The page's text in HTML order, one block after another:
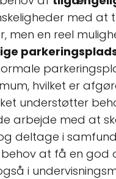
med
men en reel
hvilket er
understøtter
arbejde med at
deltage i
at få en
i